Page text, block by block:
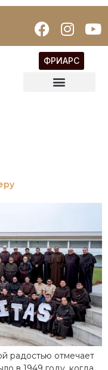
ФРИАРС
радостью отмечает